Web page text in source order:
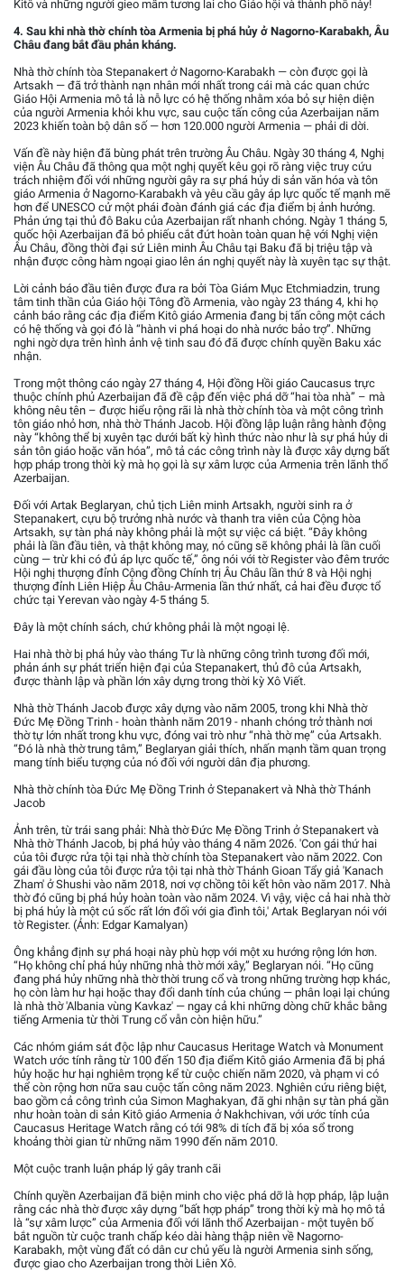
Kitô và những người gieo mầm tương lai cho Giáo hội và thành phố này!
4. Sau khi nhà thờ chính tòa Armenia bị phá hủy ở Nagorno-Karabakh, Âu
Châu đang bắt đầu phản kháng.
Nhà thờ chính tòa Stepanakert ở Nagorno-Karabakh — còn được gọi là
Artsakh — đã trở thành nạn nhân mới nhất trong cái mà các quan chức
Giáo Hội Armenia mô tả là nỗ lực có hệ thống nhằm xóa bỏ sự hiện diện
của người Armenia khỏi khu vực, sau cuộc tấn công của Azerbaijan năm
2023 khiến toàn bộ dân số — hơn 120.000 người Armenia — phải di dời.
Vấn đề này hiện đã bùng phát trên trường Âu Châu. Ngày 30 tháng 4, Nghị
viện Âu Châu đã thông qua một nghị quyết kêu gọi rõ ràng việc truy cứu
trách nhiệm đối với những người gây ra sự phá hủy di sản văn hóa và tôn
giáo Armenia ở Nagorno-Karabakh và yêu cầu gây áp lực quốc tế mạnh mẽ
hơn để UNESCO cử một phái đoàn đánh giá các địa điểm bị ảnh hưởng.
Phản ứng tại thủ đô Baku của Azerbaijan rất nhanh chóng. Ngày 1 tháng 5,
quốc hội Azerbaijan đã bỏ phiếu cắt đứt hoàn toàn quan hệ với Nghị viện
Âu Châu, đồng thời đại sứ Liên minh Âu Châu tại Baku đã bị triệu tập và
nhận được công hàm ngoại giao lên án nghị quyết này là xuyên tạc sự thật.
Lời cảnh báo đầu tiên được đưa ra bởi Tòa Giám Mục Etchmiadzin, trung
tâm tinh thần của Giáo hội Tông đồ Armenia, vào ngày 23 tháng 4, khi họ
cảnh báo rằng các địa điểm Kitô giáo Armenia đang bị tấn công một cách
có hệ thống và gọi đó là “hành vi phá hoại do nhà nước bảo trợ”. Những
nghi ngờ dựa trên hình ảnh vệ tinh sau đó đã được chính quyền Baku xác
nhận.
Trong một thông cáo ngày 27 tháng 4, Hội đồng Hồi giáo Caucasus trực
thuộc chính phủ Azerbaijan đã đề cập đến việc phá dỡ “hai tòa nhà” – mà
không nêu tên – được hiểu rộng rãi là nhà thờ chính tòa và một công trình
tôn giáo nhỏ hơn, nhà thờ Thánh Jacob. Hội đồng lập luận rằng hành động
này “không thể bị xuyên tạc dưới bất kỳ hình thức nào như là sự phá hủy di
sản tôn giáo hoặc văn hóa”, mô tả các công trình này là được xây dựng bất
hợp pháp trong thời kỳ mà họ gọi là sự xâm lược của Armenia trên lãnh thổ
Azerbaijan.
Đối với Artak Beglaryan, chủ tịch Liên minh Artsakh, người sinh ra ở
Stepanakert, cựu bộ trưởng nhà nước và thanh tra viên của Cộng hòa
Artsakh, sự tàn phá này không phải là một sự việc cá biệt. “Đây không
phải là lần đầu tiên, và thật không may, nó cũng sẽ không phải là lần cuối
cùng — trừ khi có đủ áp lực quốc tế,” ông nói với tờ Register vào đêm trước
Hội nghị thượng đỉnh Cộng đồng Chính trị Âu Châu lần thứ 8 và Hội nghị
thượng đỉnh Liên Hiệp Âu Châu-Armenia lần thứ nhất, cả hai đều được tổ
chức tại Yerevan vào ngày 4-5 tháng 5.
Đây là một chính sách, chứ không phải là một ngoại lệ.
Hai nhà thờ bị phá hủy vào tháng Tư là những công trình tương đối mới,
phản ánh sự phát triển hiện đại của Stepanakert, thủ đô của Artsakh,
được thành lập và phần lớn xây dựng trong thời kỳ Xô Viết.
Nhà thờ Thánh Jacob được xây dựng vào năm 2005, trong khi Nhà thờ
Đức Mẹ Đồng Trinh - hoàn thành năm 2019 - nhanh chóng trở thành nơi
thờ tự lớn nhất trong khu vực, đóng vai trò như “nhà thờ mẹ” của Artsakh.
“Đó là nhà thờ trung tâm,” Beglaryan giải thích, nhấn mạnh tầm quan trọng
mang tính biểu tượng của nó đối với người dân địa phương.
Nhà thờ chính tòa Đức Mẹ Đồng Trinh ở Stepanakert và Nhà thờ Thánh
Jacob
Ảnh trên, từ trái sang phải: Nhà thờ Đức Mẹ Đồng Trinh ở Stepanakert và
Nhà thờ Thánh Jacob, bị phá hủy vào tháng 4 năm 2026. 'Con gái thứ hai
của tôi được rửa tội tại nhà thờ chính tòa Stepanakert vào năm 2022. Con
gái đầu lòng của tôi được rửa tội tại nhà thờ Thánh Gioan Tẩy giả 'Kanach
Zham' ở Shushi vào năm 2018, nơi vợ chồng tôi kết hôn vào năm 2017. Nhà
thờ đó cũng bị phá hủy hoàn toàn vào năm 2024. Vì vậy, việc cả hai nhà thờ
bị phá hủy là một cú sốc rất lớn đối với gia đình tôi,' Artak Beglaryan nói với
tờ Register. (Ảnh: Edgar Kamalyan)
Ông khẳng định sự phá hoại này phù hợp với một xu hướng rộng lớn hơn.
“Họ không chỉ phá hủy những nhà thờ mới xây,” Beglaryan nói. “Họ cũng
đang phá hủy những nhà thờ thời trung cổ và trong những trường hợp khác,
họ còn làm hư hại hoặc thay đổi danh tính của chúng — phân loại lại chúng
là nhà thờ 'Albania vùng Kavkaz' — ngay cả khi những dòng chữ khắc bằng
tiếng Armenia từ thời Trung cổ vẫn còn hiện hữu.”
Các nhóm giám sát độc lập như Caucasus Heritage Watch và Monument
Watch ước tính rằng từ 100 đến 150 địa điểm Kitô giáo Armenia đã bị phá
hủy hoặc hư hại nghiêm trọng kể từ cuộc chiến năm 2020, và phạm vi có
thể còn rộng hơn nữa sau cuộc tấn công năm 2023. Nghiên cứu riêng biệt,
bao gồm cả công trình của Simon Maghakyan, đã ghi nhận sự tàn phá gần
như hoàn toàn di sản Kitô giáo Armenia ở Nakhchivan, với ước tính của
Caucasus Heritage Watch rằng có tới 98% di tích đã bị xóa sổ trong
khoảng thời gian từ những năm 1990 đến năm 2010.
Một cuộc tranh luận pháp lý gây tranh cãi
Chính quyền Azerbaijan đã biện minh cho việc phá dỡ là hợp pháp, lập luận
rằng các nhà thờ được xây dựng “bất hợp pháp” trong thời kỳ mà họ mô tả
là “sự xâm lược” của Armenia đối với lãnh thổ Azerbaijan - một tuyên bố
bắt nguồn từ cuộc tranh chấp kéo dài hàng thập niên về Nagorno-
Karabakh, một vùng đất có dân cư chủ yếu là người Armenia sinh sống,
được giao cho Azerbaijan trong thời Liên Xô.